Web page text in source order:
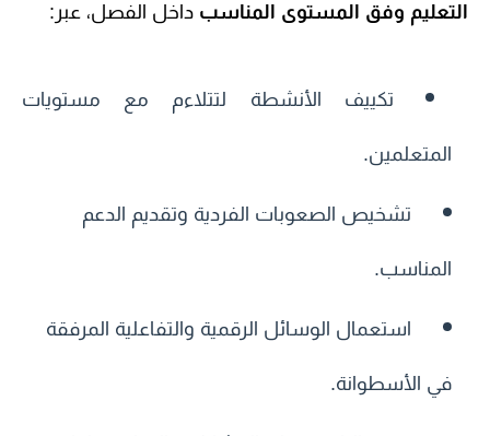
التعليم وفق المستوى المناسب داخل الفصل، عبر:
تكييف الأنشطة لتتلاءم مع مستويات
المتعلمين.
تشخيص الصعوبات الفردية وتقديم الدعم
المناسب.
استعمال الوسائل الرقمية والتفاعلية المرفقة
في الأسطوانة.